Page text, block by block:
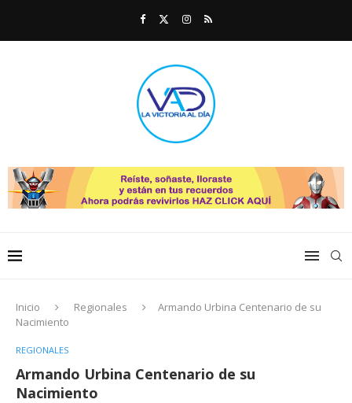
Inicio Regionales
Armando Urbina Centenario de su
Nacimiento
REGIONALES
Armando Urbina Centenario de su
Nacimiento